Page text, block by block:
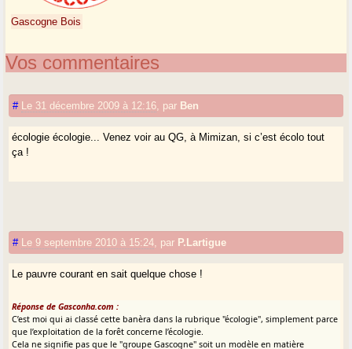
Gascogne Bois
Vos commentaires
# Le 31 décembre 2009 à 12:16 par Ben
écologie écologie... Venez voir au QG, à Mimizan, si c’est écolo tout
ça !
# Le 9 septembre 2010 à 15:24 par P.Lartigue
Le pauvre courant en sait quelque chose !
Réponse de Gasconha.com :
C’est moi qui ai classé cette banèra dans la rubrique "écologie", simplement parce
que l’exploitation de la forêt concerne l’écologie.
Cela ne signifie pas que le "groupe Gascogne" soit un modèle en matière